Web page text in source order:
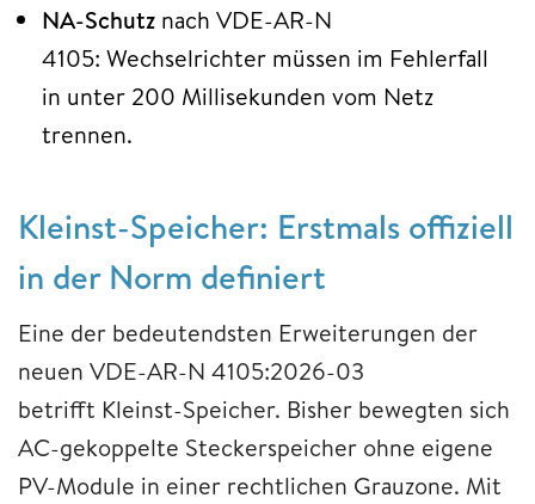
NA-Schutz nach VDE-AR-N
4105: Wechselrichter müssen im Fehlerfall
in unter 200 Millisekunden vom Netz
trennen.
Kleinst-Speicher: Erstmals offiziell
in der Norm definiert
Eine der bedeutendsten Erweiterungen der
neuen VDE-AR-N 4105:2026-03
betrifft Kleinst-Speicher. Bisher bewegten sich
AC-gekoppelte Steckerspeicher ohne eigene
PV-Module in einer rechtlichen Grauzone. Mit